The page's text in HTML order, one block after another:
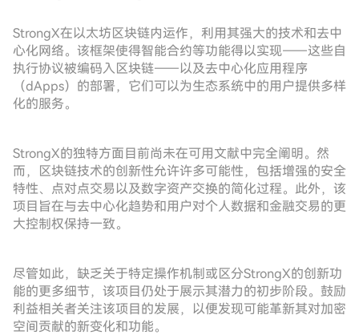
StrongX在以太坊区块链内运作，利用其强大的技术和去中
心化网络。该框架使得智能合约等功能得以实现——这些自
执行协议被编码入区块链——以及去中心化应用程序
（dApps）的部署，它们可以为生态系统中的用户提供多样
化的服务。
StrongX的独特方面目前尚未在可用文献中完全阐明。然
而，区块链技术的创新性允许许多可能性，包括增强的安全
特性、点对点交易以及数字资产交换的简化过程。此外，该
项目旨在与去中心化趋势和用户对个人数据和金融交易的更
大控制权保持一致。
尽管如此，缺乏关于特定操作机制或区分StrongX的创新功
能的更多细节，该项目仍处于展示其潜力的初步阶段。鼓励
利益相关者关注该项目的发展，以便发现可能革新其对加密
空间贡献的新变化和功能。